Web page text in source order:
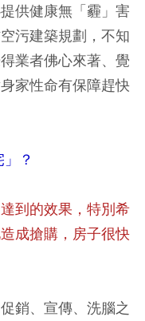
供健康無「霾」害
污建築規劃，不知
業者佛心來著、覺
家性命有保障趕快
？
到的效果，特別希
成搶購，房子很快
銷、宣傳、洗腦之